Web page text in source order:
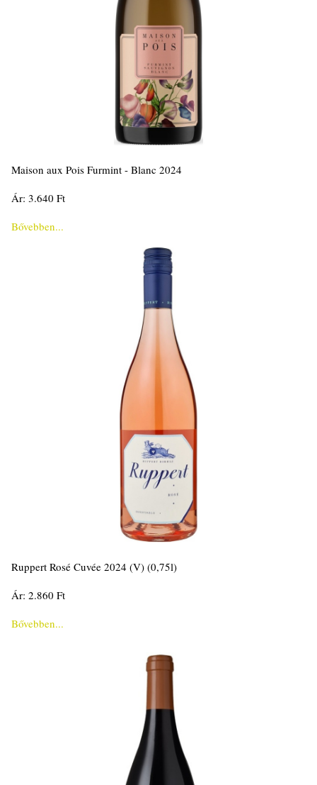
Maison aux Pois Furmint - Blanc 2024
Ár: 3.640 Ft
Bővebben...
Ruppert Rosé Cuvée 2024 (V) (0,75l)
Ár: 2.860 Ft
Bővebben...